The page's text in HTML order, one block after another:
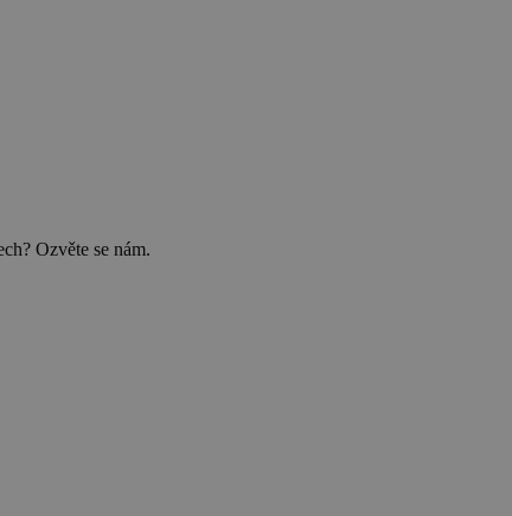
Ozvěte se nám.